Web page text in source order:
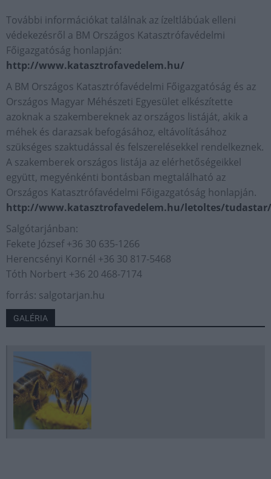
További információkat találnak az ízeltlábúak elleni
védekezésről a BM Országos Katasztrófavédelmi
Főigazgatóság honlapján:
http://www.katasztrofavedelem.hu/
A BM Országos Katasztrófavédelmi Főigazgatóság és az
Országos Magyar Méhészeti Egyesület elkészítette
azoknak a szakembereknek az országos listáját, akik a
méhek és darazsak befogásához, eltávolításához
szükséges szaktudással és felszerelésekkel rendelkeznek.
A szakemberek országos listája az elérhetőségeikkel
együtt, megyénkénti bontásban megtalálható az
Országos Katasztrófavédelmi Főigazgatóság honlapján.
http://www.katasztrofavedelem.hu/letoltes/tudastar/
Salgótarjánban:
Fekete József +36 30 635-1266
Herencsényi Kornél +36 30 817-5468
Tóth Norbert +36 20 468-7174
forrás: salgotarjan.hu
GALÉRIA